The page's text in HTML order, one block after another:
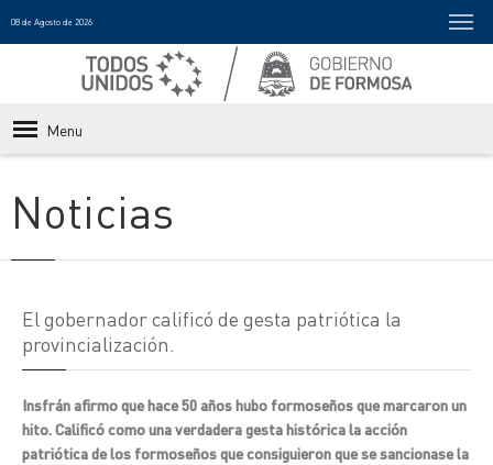
08 de Agosto de 2026
Menu
Noticias
El gobernador calificó de gesta patriótica la
provincialización.
Insfrán afirmo que hace 50 años hubo formoseños que marcaron un
hito. Calificó como una verdadera gesta histórica la acción
patriótica de los formoseños que consiguieron que se sancionase la